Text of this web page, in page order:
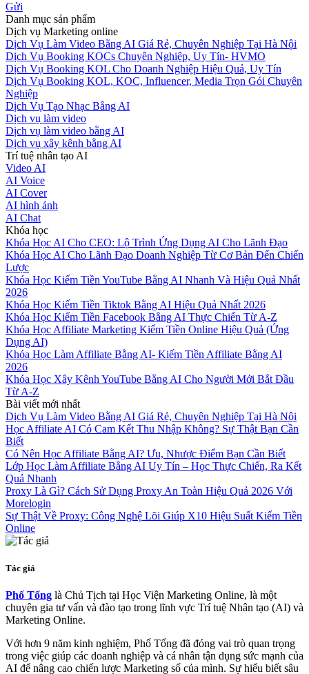
Gửi
Danh mục sản phẩm
Dịch vụ Marketing online
Dịch Vụ Làm Video Bằng AI Giá Rẻ, Chuyên Nghiệp Tại Hà Nội
Dịch Vụ Booking KOCs Chuyên Nghiệp, Uy Tín- HVMO
Dịch Vụ Booking KOL Cho Doanh Nghiệp Hiệu Quả, Uy Tín
Dịch Vụ Booking KOL, KOC, Influencer, Media Trọn Gói Chuyên
Nghiệp
Dịch Vụ Tạo Nhạc Bằng AI
Dịch vụ làm video
Dịch vụ làm video bằng AI
Dịch vụ xây kênh bằng AI
Trí tuệ nhân tạo AI
Video AI
AI Voice
AI Cover
AI hình ảnh
AI Chat
Khóa học
Khóa Học AI Cho CEO: Lộ Trình Ứng Dụng AI Cho Lãnh Đạo
Khóa Học AI Cho Lãnh Đạo Doanh Nghiệp Từ Cơ Bản Đến Chiến
Lược
Khóa Học Kiếm Tiền YouTube Bằng AI Nhanh Và Hiệu Quả Nhất
2026
Khóa Học Kiếm Tiền Tiktok Bằng AI Hiệu Quả Nhất 2026
Khóa Học Kiếm Tiền Facebook Bằng AI Thực Chiến Từ A-Z
Khóa Học Affiliate Marketing Kiếm Tiền Online Hiệu Quả (Ứng
Dụng AI)
Khóa Học Làm Affiliate Bằng AI- Kiếm Tiền Affiliate Bằng AI
2026
Khóa Học Xây Kênh YouTube Bằng AI Cho Người Mới Bắt Đầu
Từ A-Z
Bài viết mới nhất
Dịch Vụ Làm Video Bằng AI Giá Rẻ, Chuyên Nghiệp Tại Hà Nội
Học Affiliate AI Có Cam Kết Thu Nhập Không? Sự Thật Bạn Cần
Biết
Có Nên Học Affiliate Bằng AI? Ưu, Nhược Điểm Bạn Cần Biết
Lớp Học Làm Affiliate Bằng AI Uy Tín – Học Thực Chiến, Ra Kết
Quả Nhanh
Proxy Là Gì? Cách Sử Dụng Proxy An Toàn Hiệu Quả 2026 Với
Morelogin
Sự Thật Về Proxy: Công Nghệ Lõi Giúp X10 Hiệu Suất Kiếm Tiền
Online
Tác giả
Phố Tổng là Chủ Tịch tại Học Viện Marketing Online, là một
chuyên gia tư vấn và đào tạo trong lĩnh vực Trí tuệ Nhân tạo (AI) và
Marketing Online.
Với hơn 9 năm kinh nghiệm, Phố Tổng đã đóng vai trò quan trọng
trong việc giúp các doanh nghiệp và cá nhân tận dụng sức mạnh của
AI để nâng cao chiến lược Marketing số của mình. Sự hiểu biết sâu